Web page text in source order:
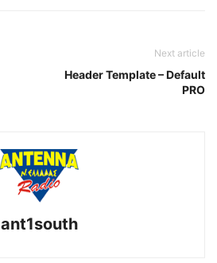
Next article
Header Template – Default
PRO
ant1south